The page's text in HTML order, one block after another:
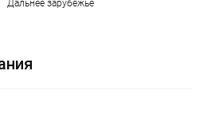
Дальнее зарубежье